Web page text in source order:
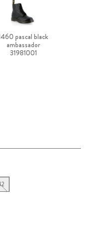
pascal black
ambassador
31981001